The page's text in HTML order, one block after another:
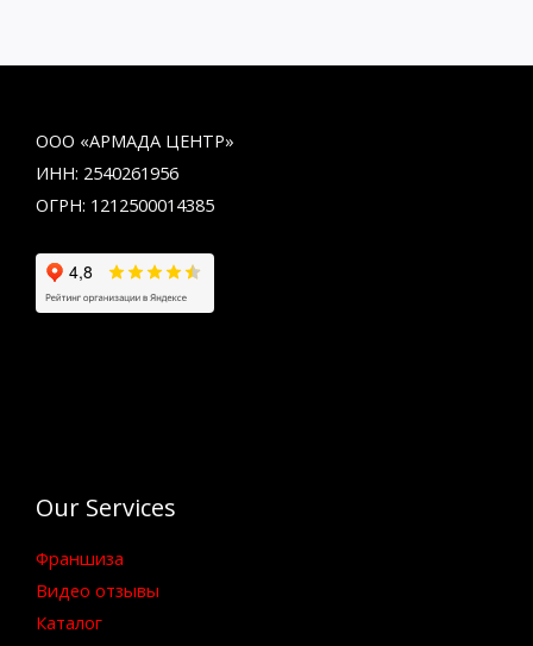
ООО «АРМАДА ЦЕНТР»
ИНН: 2540261956
ОГРН: 1212500014385
Our Services
Франшиза
Видео отзывы
Каталог